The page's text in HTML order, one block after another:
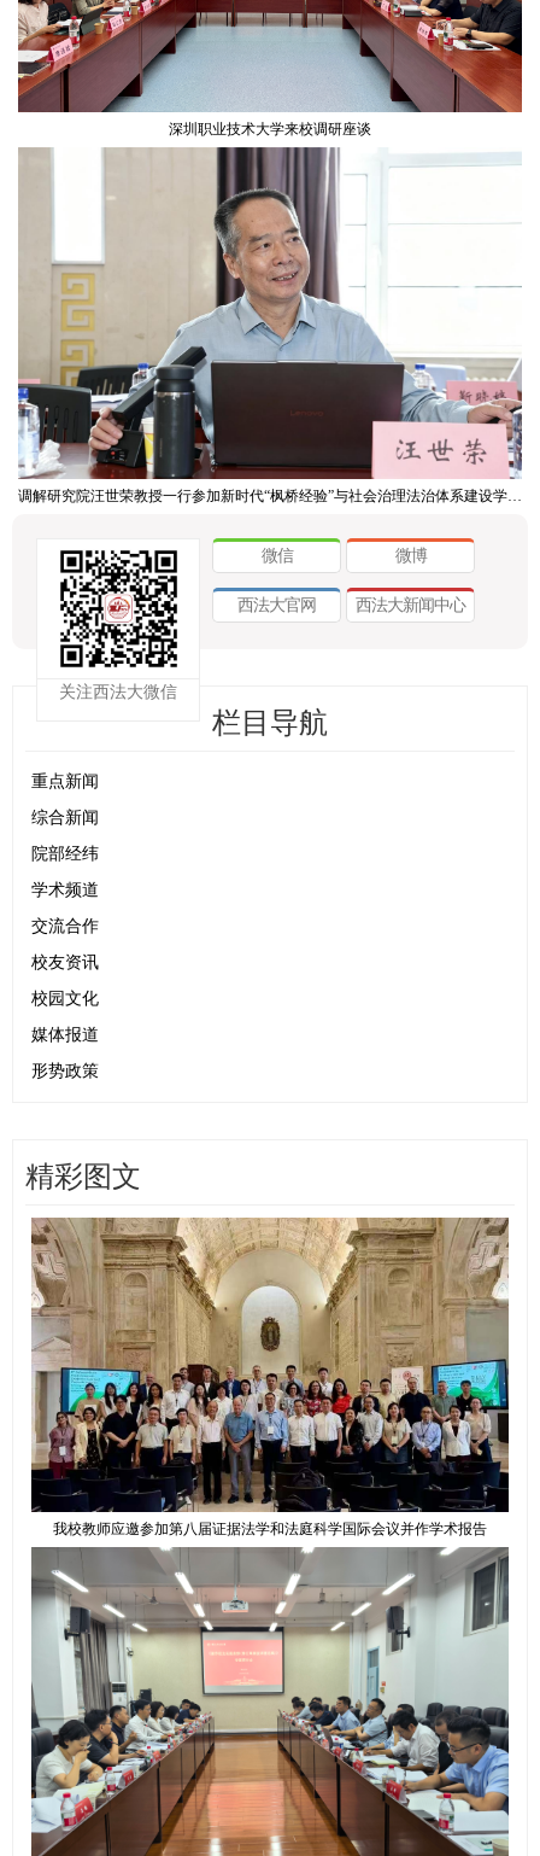
深圳职业技术大学来校调研座谈
关注西法大微信
微信 微博
西法大官网 西法大新闻中心
栏目导航
重点新闻
综合新闻
院部经纬
学术频道
交流合作
校友资讯
校园文化
媒体报道
形势政策
精彩图文
我校教师应邀参加第八届证据法学和法庭科学国际会议并作学术报告